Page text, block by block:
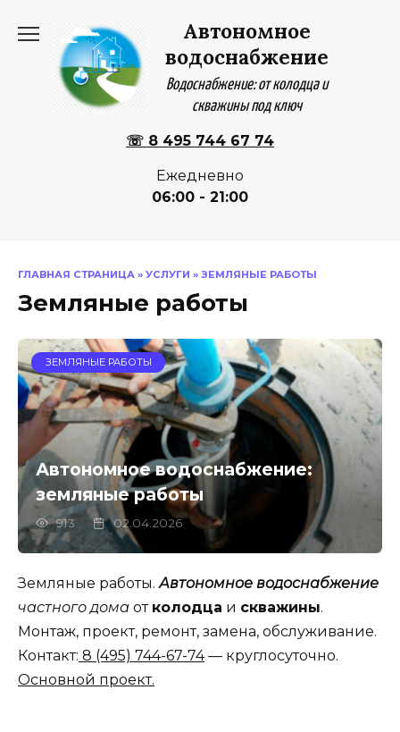
содержанию
Автономное
водоснабжение
Водоснабжение: от колодца и
скважины под ключ
☏ 8 495 744 67 74
Ежедневно
06:00 - 21:00
ГЛАВНАЯ СТРАНИЦА » УСЛУГИ » ЗЕМЛЯНЫЕ РАБОТЫ
Земляные работы
ЗЕМЛЯНЫЕ РАБОТЫ
Автономное водоснабжение:
земляные работы
913 02.04.2026
Земляные работы.Автономное водоснабжение
частного дома от колодца и скважины.
Монтаж, проект, ремонт, замена, обслуживание.
Контакт: 8 (495) 744-67-74— круглосуточно.
Основной проект.